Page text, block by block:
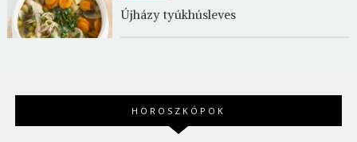
Újházy tyúkhúsleves
HOROSZKÓPOK